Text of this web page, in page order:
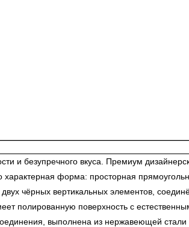
и безупречного вкуса. Премиум
форма: просторная
чёрных вертикальных элементов,
полированную поверхность с
выполнена из нержавеющей